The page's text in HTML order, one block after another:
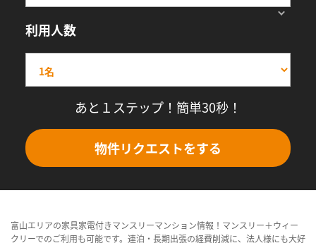
利用人数
あと１ステップ！簡単30秒！
物件リクエストをする
富山エリアの家具家電付きマンスリーマンション情報！マンスリー＋ウィー
クリーでのご利用も可能です。連泊・長期出張の経費削減に、法人様にも大好